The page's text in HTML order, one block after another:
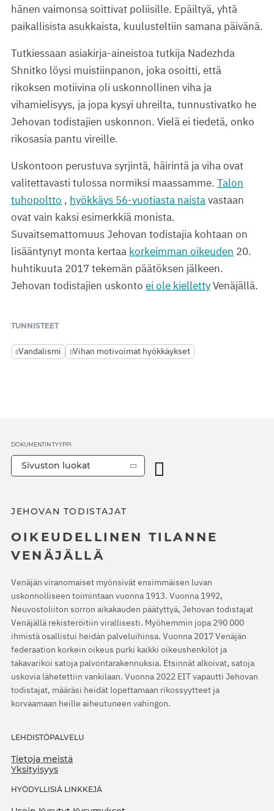
hänen vaimonsa soittivat poliisille. Epäiltyä, yhtä
paikallisista asukkaista, kuulusteltiin samana päivänä.
Tutkiessaan asiakirja-aineistoa tutkija Nadezhda
Shnitko löysi muistiinpanon, joka osoitti, että
rikoksen motiivina oli uskonnollinen viha ja
vihamielisyys, ja jopa kysyi uhreilta, tunnustivatko he
Jehovan todistajien uskonnon. Vielä ei tiedetä, onko
rikosasia pantu vireille.
Uskontoon perustuva syrjintä, häirintä ja viha ovat
valitettavasti tulossa normiksi maassamme. Talon
tuhopoltto , hyökkäys 56-vuotiasta naistavastaan
ovat vain kaksi esimerkkiä monista.
Suvaitsemattomuus Jehovan todistajia kohtaan on
lisääntynyt monta kertaa korkeimman oikeuden 20.
huhtikuuta 2017 tekemän päätöksen jälkeen.
Jehovan todistajien uskonto ei ole kiellettyVenäjällä.
TUNNISTEET
Vandalismi Vihan motivoimat hyökkäykset
JEHOVAN TODISTAJAT
OIKEUDELLINEN TILANNE
VENÄJÄLLÄ
Venäjän viranomaiset myönsivät ensimmäisen luvan
uskonnolliseen toimintaan vuonna 1913. Vuonna 1992,
Neuvostoliiton sorron aikakauden päätyttyä, Jehovan todistajat
Venäjällä rekisteröitiin virallisesti. Myöhemmin jopa 290 000
ihmistä osallistui heidän palveluihinsa. Vuonna 2017 Venäjän
federaation korkein oikeus purki kaikki oikeushenkilöt ja
takavarikoi satoja palvontarakennuksia. Etsinnät alkoivat, satoja
uskovia lähetettiin vankilaan. Vuonna 2022 EIT vapautti Jehovan
todistajat, määräsi heidät lopettamaan rikossyytteet ja
korvaamaan heille aiheutuneen vahingon.
LEHDISTÖPALVELU
Tietoja meistä
Yksityisyys
HYÖDYLLISIÄ LINKKEJÄ
DOKUMENTIN TYYPPI
Sivuston luokat